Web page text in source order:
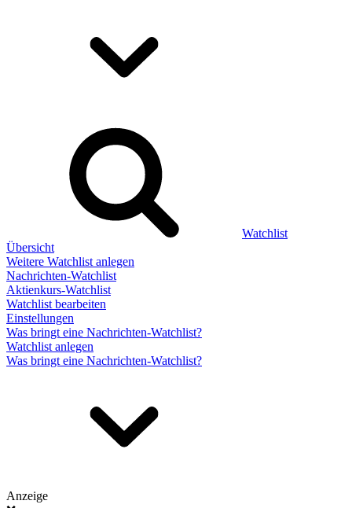
Watchlist
Übersicht
Weitere Watchlist anlegen
Nachrichten-Watchlist
Aktienkurs-Watchlist
Watchlist bearbeiten
Einstellungen
Was bringt eine Nachrichten-Watchlist?
Watchlist anlegen
Was bringt eine Nachrichten-Watchlist?
Anzeige